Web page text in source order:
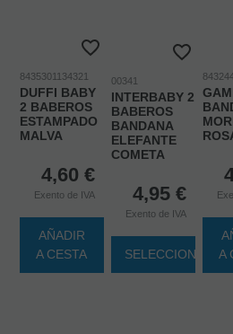
8435301134321
DUFFI BABY
2 BABEROS
ESTAMPADO
MALVA
4,60 €
Exento de IVA
AÑADIR
A CESTA
00341
INTERBABY 2
BABEROS
BANDANA
ELEFANTE
COMETA
4,95 €
Exento de IVA
SELECCIONAR
A